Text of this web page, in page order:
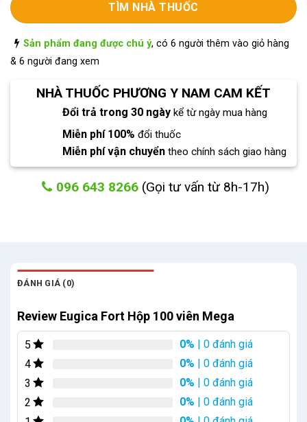
TÌM NHÀ THUỐC
Sản phẩm đang được chú ý, có 6 người thêm vào giỏ hàng
& 6 người đang xem
NHÀ THUỐC PHƯƠNG Y NAM CAM KẾT
Đổi trả trong 30 ngày kể từ ngày mua hàng
Miễn phí 100% đổi thuốc
Miễn phí vận chuyển theo chính sách giao hàng
096 643 8266 (Gọi tư vấn từ 8h-17h)
ĐÁNH GIÁ (0)
Review Eugica Fort Hộp 100 viên Mega
5 0% | 0 đánh giá
4
0% | 0 đánh giá
3
0% | 0 đánh giá
2
0% | 0 đánh giá